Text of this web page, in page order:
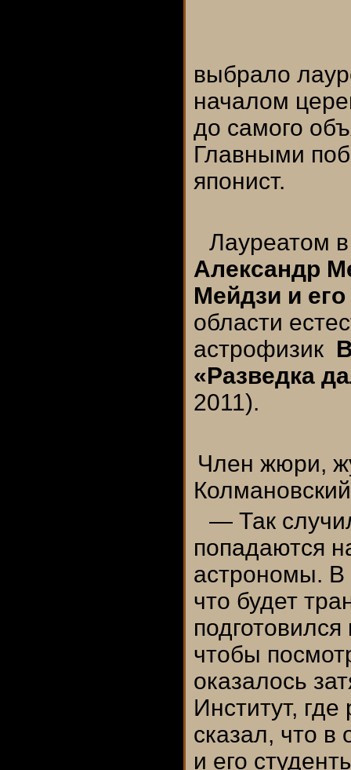
выбрало
началом
до самого
Главными
японист.
Лауреатом
Александр
Мейдзи и
области
астрофизик
«Разведка
2011).
Член жюри,
— Так
попадаются
астрономы. В
что будет
чтобы
оказалось
Институт,
сказал, что в
и его